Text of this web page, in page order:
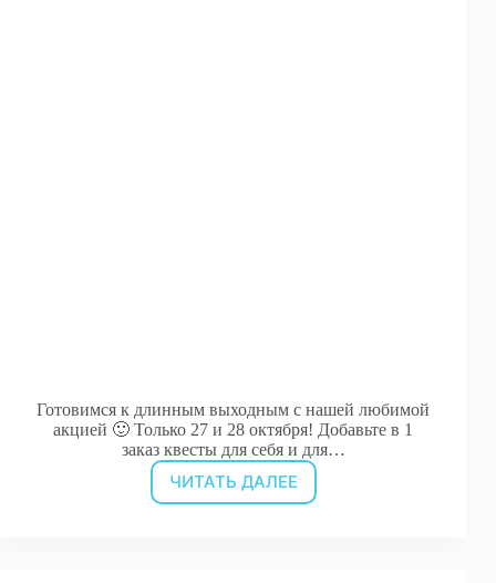
Готовимся к длинным выходным с нашей любимой
акцией 🙂 Только 27 и 28 октября! Добавьте в 1
заказ квесты для себя и для…
ЧИТАТЬ ДАЛЕЕ
1
детский